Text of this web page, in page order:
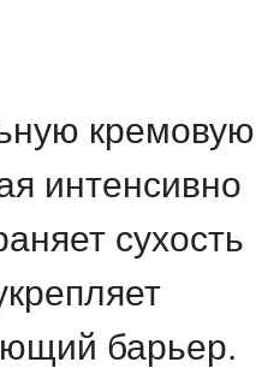
кремовую
интенсивно
сухость
барьер.